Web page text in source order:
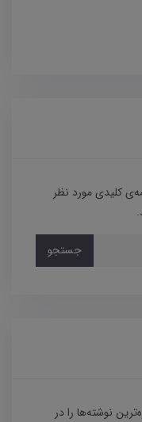
کلیدی مورد نظر
جستجو
نوشته‌ها را در